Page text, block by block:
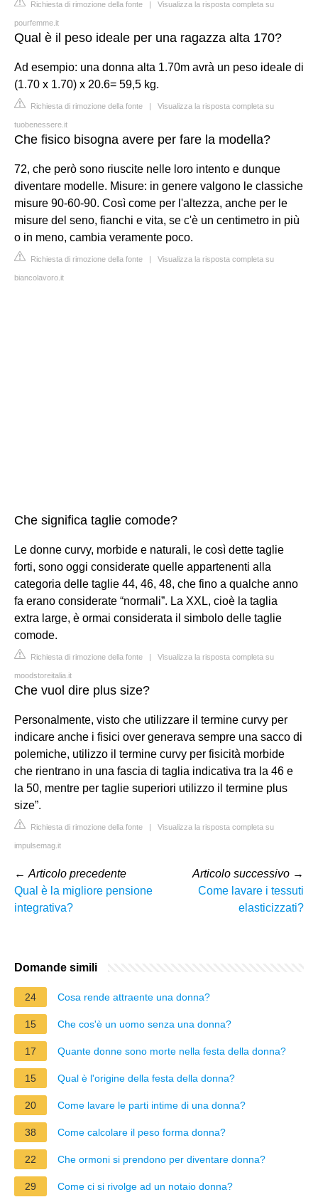
Richiesta di rimozione della fonte | Visualizza la risposta completa su
pourfemme.it
Qual è il peso ideale per una ragazza alta 170?
Ad esempio: una donna alta 1.70m avrà un peso ideale di
(1.70 x 1.70) x 20.6= 59,5 kg.
Richiesta di rimozione della fonte | Visualizza la risposta completa su
tuobenessere.it
Che fisico bisogna avere per fare la modella?
72, che però sono riuscite nelle loro intento e dunque
diventare modelle. Misure: in genere valgono le classiche
misure 90-60-90. Così come per l'altezza, anche per le
misure del seno, fianchi e vita, se c'è un centimetro in più
o in meno, cambia veramente poco.
Richiesta di rimozione della fonte | Visualizza la risposta completa su
biancolavoro.it
Che significa taglie comode?
Le donne curvy, morbide e naturali, le così dette taglie
forti, sono oggi considerate quelle appartenenti alla
categoria delle taglie 44, 46, 48, che fino a qualche anno
fa erano considerate “normali”. La XXL, cioè la taglia
extra large, è ormai considerata il simbolo delle taglie
comode.
Richiesta di rimozione della fonte | Visualizza la risposta completa su
moodstoreitalia.it
Che vuol dire plus size?
Personalmente, visto che utilizzare il termine curvy per
indicare anche i fisici over generava sempre una sacco di
polemiche, utilizzo il termine curvy per fisicità morbide
che rientrano in una fascia di taglia indicativa tra la 46 e
la 50, mentre per taglie superiori utilizzo il termine plus
size”.
Richiesta di rimozione della fonte | Visualizza la risposta completa su
impulsemag.it
← Articolo precedente
Qual è la migliore pensione
integrativa?
Articolo successivo →
Come lavare i tessuti
elasticizzati?
Domande simili
24 Cosa rende attraente una donna?
15 Che cos'è un uomo senza una donna?
17 Quante donne sono morte nella festa della donna?
15 Qual è l'origine della festa della donna?
20 Come lavare le parti intime di una donna?
38 Come calcolare il peso forma donna?
22 Che ormoni si prendono per diventare donna?
29 Come ci si rivolge ad un notaio donna?